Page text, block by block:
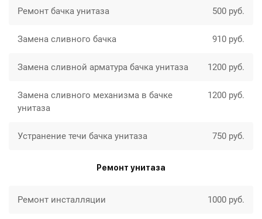
Ремонт бачка унитаза 500 руб.
Замена сливного бачка 910 руб.
Замена сливной арматура бачка унитаза 1200 руб.
Замена сливного механизма в бачке
унитаза
1200 руб.
Устранение течи бачка унитаза 750 руб.
Ремонт унитаза
Ремонт инсталляции 1000 руб.